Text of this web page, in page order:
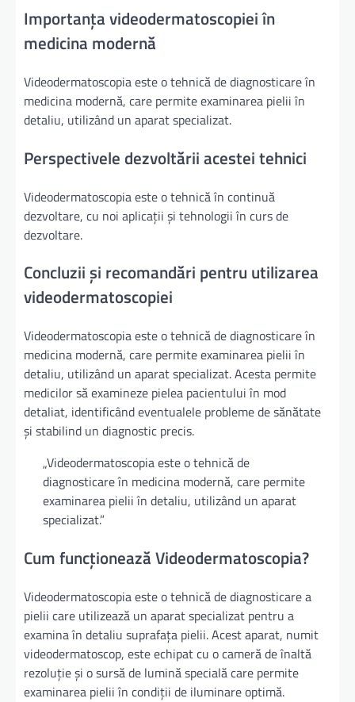
Importanța videodermatoscopiei în
medicina modernă
Videodermatoscopia este o tehnică de diagnosticare în
medicina modernă, care permite examinarea pielii în
detaliu, utilizând un aparat specializat.
Perspectivele dezvoltării acestei tehnici
Videodermatoscopia este o tehnică în continuă
dezvoltare, cu noi aplicații și tehnologii în curs de
dezvoltare.
Concluzii și recomandări pentru utilizarea
videodermatoscopiei
Videodermatoscopia este o tehnică de diagnosticare în
medicina modernă, care permite examinarea pielii în
detaliu, utilizând un aparat specializat. Acesta permite
medicilor să examineze pielea pacientului în mod
detaliat, identificând eventualele probleme de sănătate
și stabilind un diagnostic precis.
„Videodermatoscopia este o tehnică de
diagnosticare în medicina modernă, care permite
examinarea pielii în detaliu, utilizând un aparat
specializat.”
Cum funcționează Videodermatoscopia?
Videodermatoscopia este o tehnică de diagnosticare a
pielii care utilizează un aparat specializat pentru a
examina în detaliu suprafața pielii. Acest aparat, numit
videodermatoscop, este echipat cu o cameră de înaltă
rezoluție și o sursă de lumină specială care permite
examinarea pielii în condiții de iluminare optimă.